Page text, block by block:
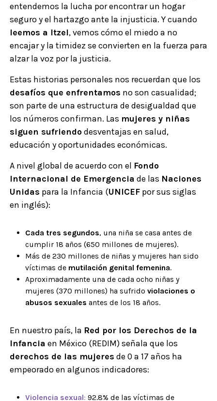
entendemos la lucha por encontrar un hogar
seguro y el hartazgo ante la injusticia. Y cuando
leemos a Itzel, vemos cómo el miedo a no
encajar y la timidez se convierten en la fuerza para
alzar la voz por la justicia.
Estas historias personales nos recuerdan que los
desafíos que enfrentamos no son casualidad;
son parte de una estructura de desigualdad que
los números confirman. Las mujeres y niñas
siguen sufriendodesventajas en salud,
educación y oportunidades económicas.
A nivel global de acuerdo con el Fondo
Internacional de Emergencia de las Naciones
Unidas para la Infancia (UNICEF por sus siglas
en inglés):
Cada tres segundos, una niña se casa antes de
cumplir 18 años (650 millones de mujeres).
Más de 230 millones de niñas y mujeres han sido
víctimas de mutilación genital femenina.
Aproximadamente una de cada ocho niñas y
mujeres (370 millones) ha sufrido violaciones o
abusos sexuales antes de los 18 años.
En nuestro país, la Red por los Derechos de la
Infancia en México (REDIM) señala que los
derechos de las mujeres de 0 a 17 años ha
empeorado en algunos indicadores:
Violencia sexual: 92.8% de las víctimas de